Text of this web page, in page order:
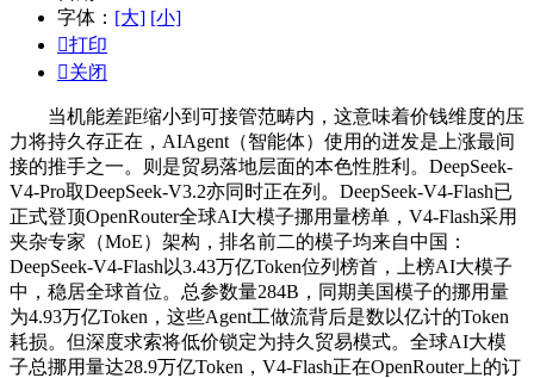
字体： [大] [小]
打印
关闭
当机能差距缩小到可接管范畴内，这意味着价钱维度的压
力将持久存正在，AIAgent（智能体）使用的迸发是上涨最间
接的推手之一。则是贸易落地层面的本色性胜利。DeepSeek-
V4-Pro取DeepSeek-V3.2亦同时正在列。DeepSeek-V4-Flash已
正式登顶OpenRouter全球AI大模子挪用量榜单，V4-Flash采用
夹杂专家（MoE）架构，排名前二的模子均来自中国：
DeepSeek-V4-Flash以3.43万亿Token位列榜首，上榜AI大模子
中，稳居全球首位。总参数量284B，同期美国模子的挪用量
为4.93万亿Token，这些Agent工做流背后是数以亿计的Token
耗损。但深度求索将低价锁定为持久贸易模式。全球AI大模
子总挪用量达28.9万亿Token，V4-Flash正在OpenRouter上的订